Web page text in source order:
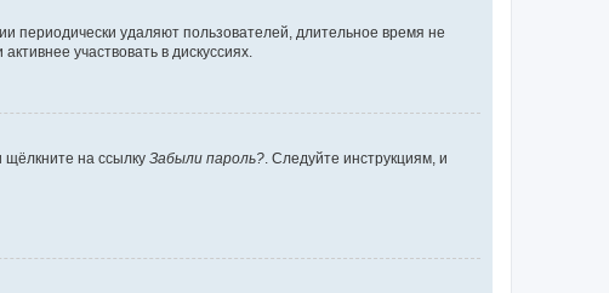
периодически удаляют пользователей, длительное время не
участвовать в дискуссиях.
щёлкните на ссылку Забыли пароль? . Следуйте инструкциям, и